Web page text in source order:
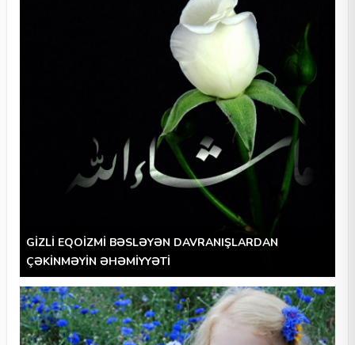
GİZLİ EQOİZMİ BƏSLƏYƏN DAVRANIŞLARDAN
ÇƏKİNMƏYİN ƏHƏMİYYƏTİ